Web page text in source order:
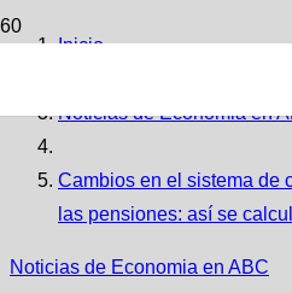
Inicio
Noticias de Economia en
Cambios en el sistema de
las pensiones: así se
Noticias de Economia en ABC